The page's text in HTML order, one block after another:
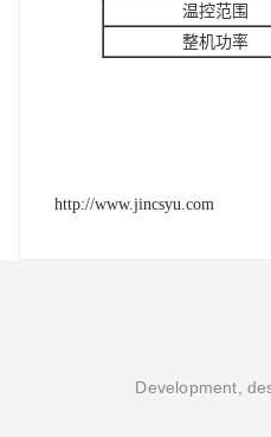
温控范围
整机功率
http://www.jincsyu.com
Development,